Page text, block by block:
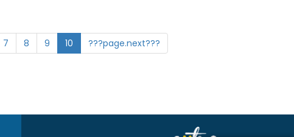
7 8 9 10 ???page.next???